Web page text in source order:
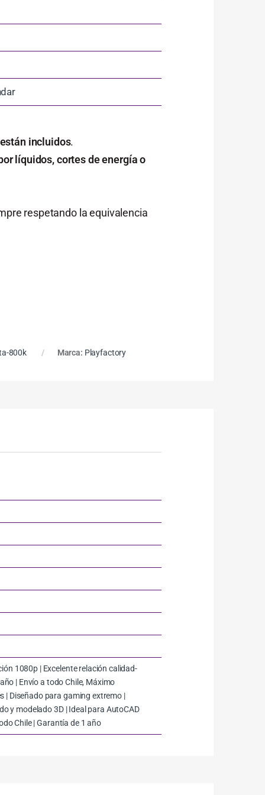
incluidos.
líquidos, cortes de energía o
respetando la equivalencia
800k Marca: Playfactory
1080p | Excelente relación calidad-
| Envío a todo Chile, Máximo
| Diseñado para gaming extremo |
y modelado 3D | Ideal para AutoCAD
Chile | Garantía de 1 año